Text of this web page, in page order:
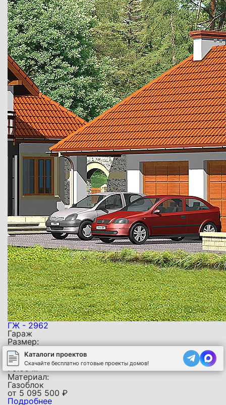
ГЖ - 2962
Гараж
Размер:
12 х 6 м
Площадь:
79.00 м2
Материал:
Газоблок
от 5 095 500 ₽
Подробнее
Каталоги проектов
Скачайте бесплатно готовые проекты домов!